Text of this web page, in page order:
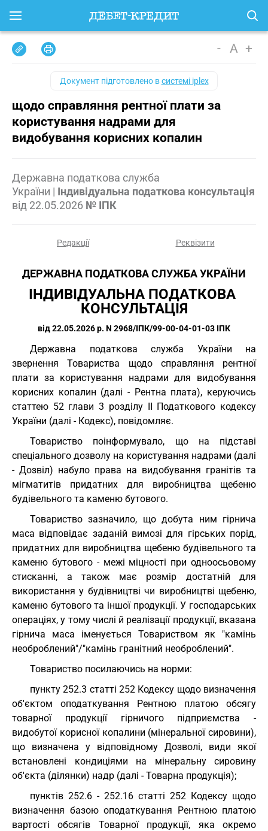
- A +
Документ підготовлено всистемі iplex
щодо справляння рентної плати за
користування надрами для
видобування корисних копалин
Державна податкова служба
України | Індивідуальна податкова консультація
від 22.05.2026 № ІПК
Редакції Реквізити
ДЕРЖАВНА ПОДАТКОВА СЛУЖБА УКРАЇНИ
ІНДИВІДУАЛЬНА ПОДАТКОВА
КОНСУЛЬТАЦІЯ
від 22.05.2026 р. N 2968/ІПК/99-00-04-01-03 ІПК
Державна податкова служба України на
звернення Товариства щодо справляння рентної
плати за користування надрами для видобування
корисних копалин (далі - Рентна плата), керуючись
статтею 52 глави 3 розділу II Податкового кодексу
України (далі - Кодекс), повідомляє.
Товариство поінформувало, що на підставі
спеціального дозволу на користування надрами (далі
- Дозвіл) набуло права на видобування гранітів та
мігматитів придатних для виробництва щебеню
будівельного та каменю бутового.
Товариство зазначило, що добута ним гірнича
маса відповідає заданій вимозі для гірських порід,
придатних для виробництва щебеню будівельного та
каменю бутового - межі міцності при одноосьовому
стисканні, а також має розмір достатній для
використання у будівництві чи виробництві щебеню,
каменю бутового та іншої продукції. У господарських
операціях, у тому числі й реалізації продукції, вказана
гірнича маса іменується Товариством як "камінь
необроблений"/"камінь гранітний необроблений".
Товариство посилаючись на норми:
пункту 252.3 статті 252 Кодексу щодо визначення
об'єктом оподаткування Рентною платою обсягу
товарної продукції гірничого підприємства -
видобутої корисної копалини (мінеральної сировини),
що визначена у відповідному Дозволі, види якої
встановлені кондиціями на мінеральну сировину
об'єкта (ділянки) надр (далі - Товарна продукція);
пунктів 252.6 - 252.16 статті 252 Кодексу щодо
визначення базою оподаткування Рентною платою
вартості обсягів Товарної продукції, яка окремо